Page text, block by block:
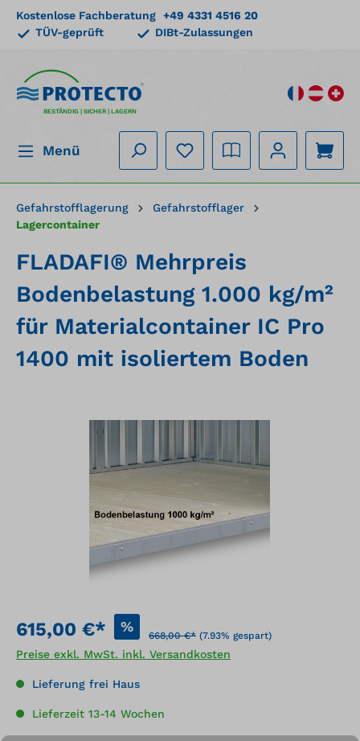
springen
Kostenlose Fachberatung +49 4331 4516 20
TÜV-geprüft
DIBt-Zulassungen
BESTÄNDIG | SICHER | LAGERN
Menü
Gefahrstofflagerung
Gefahrstofflager
Lagercontainer
FLADAFI® Mehrpreis
Bodenbelastung 1.000 kg/m²
für Materialcontainer IC Pro
1400 mit isoliertem Boden
Bildergalerie überspringen
615,00 €* %
668,00 €* (7.93% gespart)
Preise exkl. MwSt. inkl. Versandkosten
Lieferung frei Haus
Lieferzeit 13-14 Wochen